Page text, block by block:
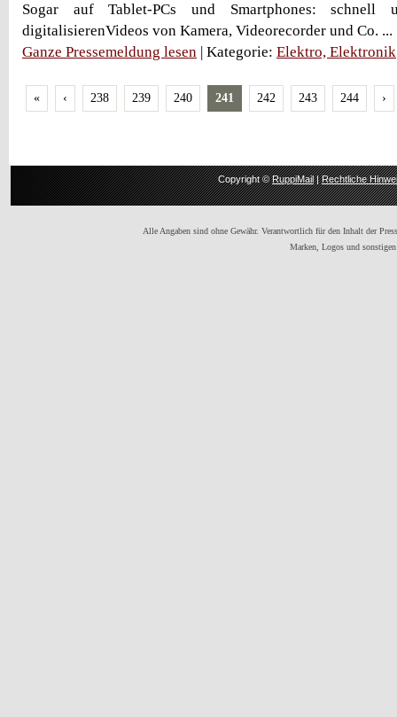
Sogar auf Tablet-PCs und Smartphones: schnell
digitalisierenVideos von Kamera, Videorecorder und Co. ...
Ganze Pressemeldung lesen | Kategorie: Elektro, Elektronik
« ‹ 238 239 240 241 242 243 244 ›
Copyright ©RuppiMail|Rechtliche
Alle Angaben sind ohne Gewähr. Verantwortlich für den Inhalt der
Marken, Logos und